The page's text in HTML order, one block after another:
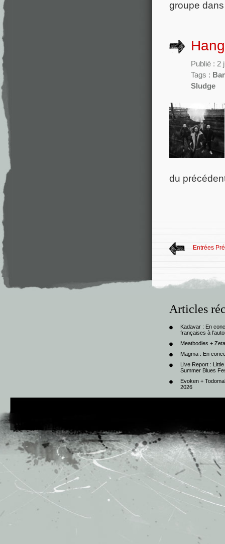
groupe
Publié : 2
Tags :
Sludge
du
Entrées
Articles
Kadavar : En
françaises à
Meatbodies +
Magma : En
Live Report :
Summer Blues
Evoken +
2026